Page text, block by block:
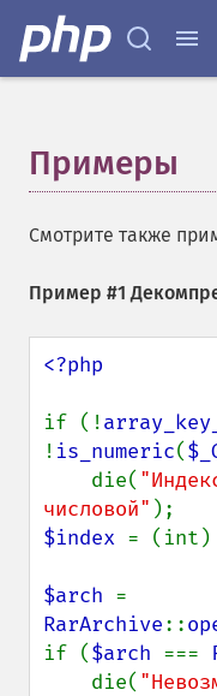
Примеры
Смотрите также
Пример #1
<?php
if (!
! is_numeric(
    die(
числовой"
$index = (int)
$arch
RarArchive::
if ($arch ===
    die(